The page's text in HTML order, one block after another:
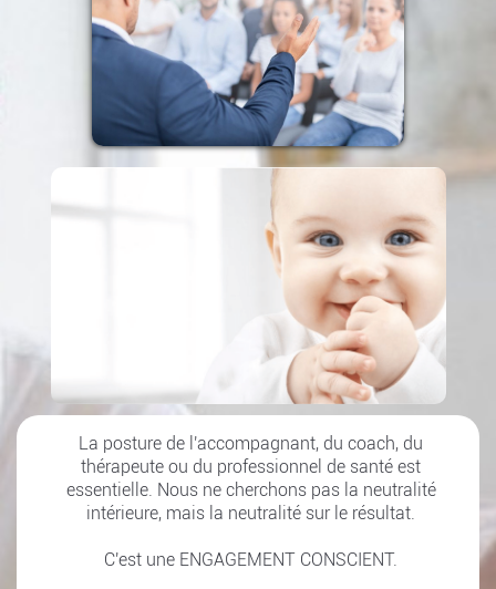
La posture de l'accompagnant, du coach, du
thérapeute ou du professionnel de santé est
essentielle. Nous ne cherchons pas la neutralité
intérieure, mais la neutralité sur le résultat.
C'est une ENGAGEMENT CONSCIENT.